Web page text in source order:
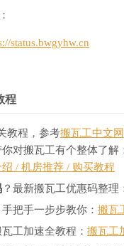
status.bwgyhw.cn
程
教程，参考搬瓦工中文网
你对搬瓦工有个整体了解
/ 机房推荐 / 购买教程
？最新搬瓦工优惠码整理
把手一步步教你： 搬瓦
瓦工加速全教程： 搬瓦工